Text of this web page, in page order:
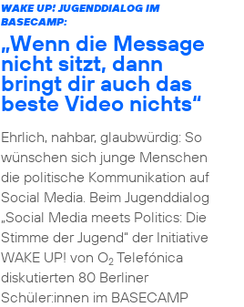
WAKE UP! JUGENDDIALOG IM
BASECAMP:
„Wenn die Message
nicht sitzt, dann
bringt dir auch das
beste Video nichts“
Ehrlich, nahbar, glaubwürdig: So
wünschen sich junge Menschen
die politische Kommunikation auf
Social Media. Beim Jugenddialog
„Social Media meets Politics: Die
Stimme der Jugend“ der Initiative
WAKE UP! von O2Telefónica
diskutierten 80 Berliner
Schüler:innen im BASECAMP